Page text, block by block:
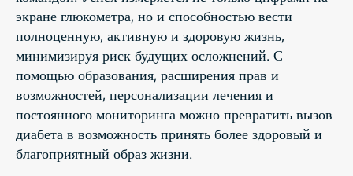
экране глюкометра, но и способностью вести
полноценную, активную и здоровую жизнь,
минимизируя риск будущих осложнений. С
помощью образования, расширения прав и
возможностей, персонализации лечения и
постоянного мониторинга можно превратить вызов
диабета в возможность принять более здоровый и
благоприятный образ жизни.